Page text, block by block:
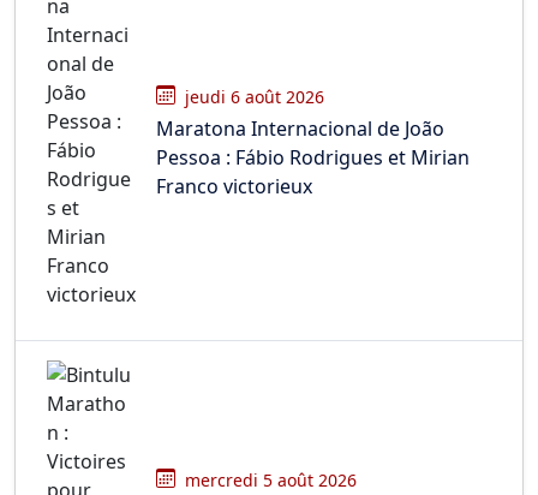
jeudi 6 août 2026
Maratona Internacional de João
Pessoa : Fábio Rodrigues et Mirian
Franco victorieux
mercredi 5 août 2026